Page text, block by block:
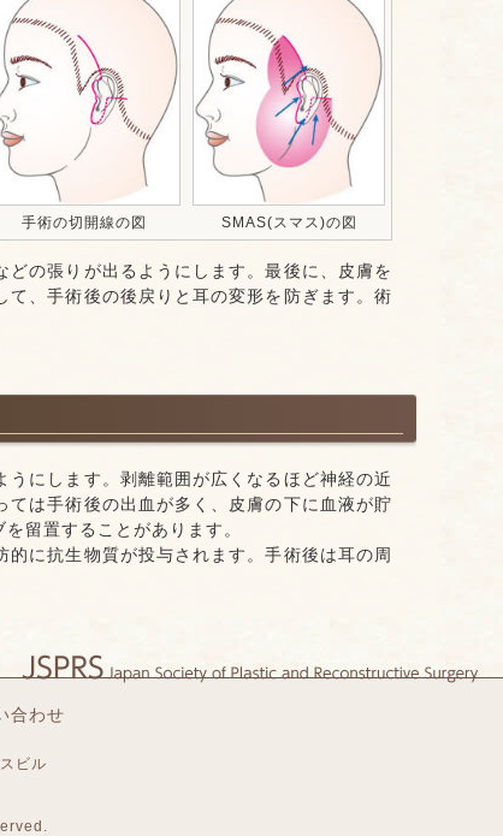
手術の切開線の図 SMAS(スマス)の図
の張りが出るようにします。最後に、皮膚を
、手術後の後戻りと耳の変形を防ぎます。術
にします。剥離範囲が広くなるほど神経の近
は手術後の出血が多く、皮膚の下に血液が貯
留置することがあります。
に抗生物質が投与されます。手術後は耳の周
合わせ
ビル